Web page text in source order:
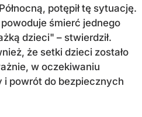
potępił tę sytuację.
śmierć jednego
dzieci" – stwierdził.
że setki dzieci zostało
w oczekiwaniu
i powrót do bezpiecznych